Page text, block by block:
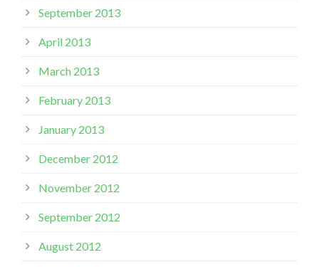
September 2013
April 2013
March 2013
February 2013
January 2013
December 2012
November 2012
September 2012
August 2012